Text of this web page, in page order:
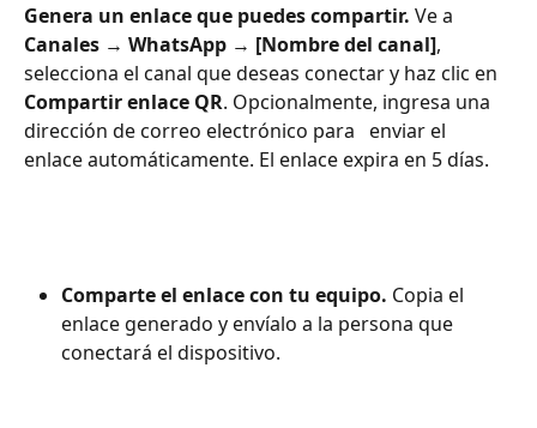
Genera un enlace que puedes compartir. Ve a
Canales → WhatsApp → [Nombre del canal],
selecciona el canal que deseas conectar y haz clic en
Compartir enlace QR. Opcionalmente, ingresa una
dirección de correo electrónico para   enviar el
enlace automáticamente. El enlace expira en 5 días.
Comparte el enlace con tu equipo. Copia el
enlace generado y envíalo a la persona que
conectará el dispositivo.